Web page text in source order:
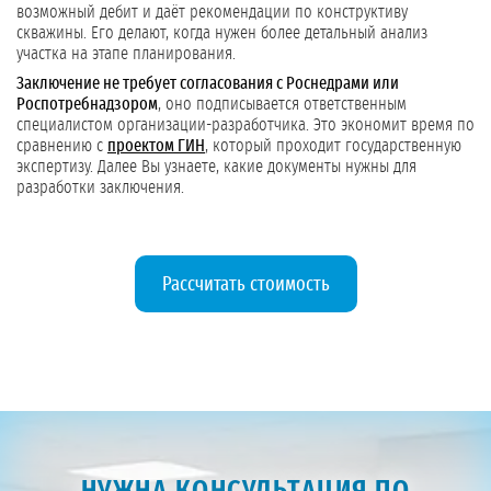
возможный дебит и даёт рекомендации по конструктиву
скважины. Его делают, когда нужен более детальный анализ
участка на этапе планирования.
Заключение не требует согласования с Роснедрами или
Роспотребнадзором, оно подписывается ответственным
специалистом организации-разработчика. Это экономит время по
сравнению с проектом ГИН, который проходит государственную
экспертизу. Далее Вы узнаете, какие документы нужны для
разработки заключения.
Рассчитать стоимость